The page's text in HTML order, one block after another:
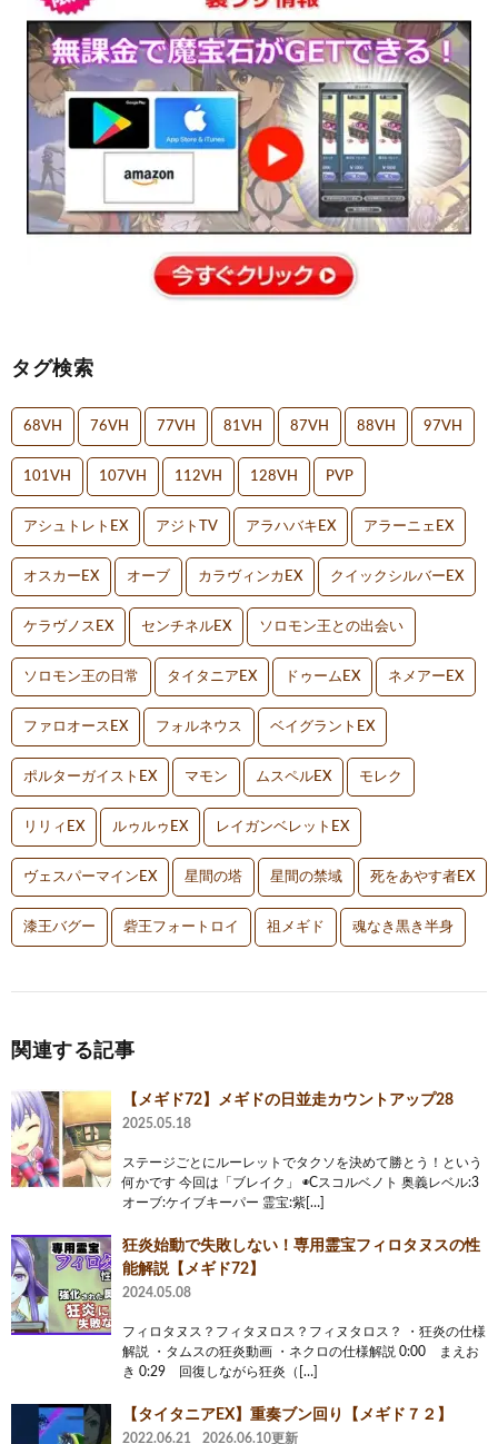
タグ検索
68VH 76VH 77VH 81VH 87VH 88VH 97VH
101VH 107VH 112VH 128VH PVP
アシュトレトEX アジトTV アラハバキEX アラーニェEX
オスカーEX オーブ カラヴィンカEX クイックシルバーEX
ケラヴノスEX センチネルEX ソロモン王との出会い
ソロモン王の日常 タイタニアEX ドゥームEX ネメアーEX
ファロオースEX フォルネウス ベイグラントEX
ポルターガイストEX マモン ムスペルEX モレク
リリィEX ルゥルゥEX レイガンベレットEX
ヴェスパーマインEX 星間の塔 星間の禁域 死をあやす者EX
漆王バグー 砦王フォートロイ 祖メギド 魂なき黒き半身
関連する記事
【メギド72】メギドの日並走カウントアップ28
2025.05.18
ステージごとにルーレットでタクソを決めて勝とう！という
何かです 今回は「ブレイク」 ◉Cスコルベノト 奥義レベル:3
オーブ:ケイブキーパー 霊宝:紫[…]
狂炎始動で失敗しない！専用霊宝フィロタヌスの性
能解説【メギド72】
2024.05.08
フィロタヌス？フィタヌロス？フィヌタロス？ ・狂炎の仕様
解説 ・タムスの狂炎動画 ・ネクロの仕様解説 0:00 まえお
き 0:29 回復しながら狂炎（[…]
【タイタニアEX】重奏ブン回り【メギド７２】
2022.06.21 2026.06.10更新